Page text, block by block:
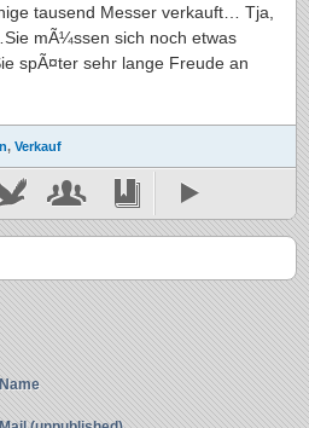
tausend Messer verkauft… Tja,
mÃ¼ssen sich noch etwas
spÃ¤ter sehr lange Freude an
, Verkauf
Name